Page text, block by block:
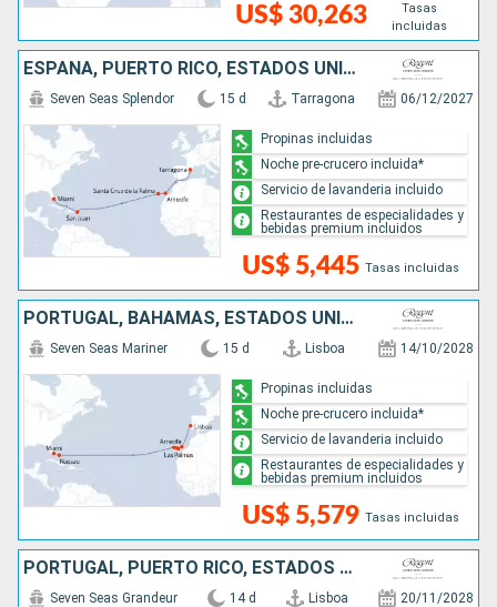
US$ 30,263
Tasas
incluidas
ESPAÑA, PUERTO RICO, ESTADOS UNIDOS
Seven Seas Splendor 15 d Tarragona 06/12/2027
US$ 5,445 Tasas incluidas
Propinas incluidas
Noche pre-crucero incluida*
Servicio de lavanderia incluido
Restaurantes de especialidades y
bebidas premium incluidos
PORTUGAL, BAHAMAS, ESTADOS UNIDOS
Seven Seas Mariner 15 d Lisboa 14/10/2028
US$ 5,579 Tasas incluidas
Propinas incluidas
Noche pre-crucero incluida*
Servicio de lavanderia incluido
Restaurantes de especialidades y
bebidas premium incluidos
PORTUGAL, PUERTO RICO, ESTADOS UNIDOS
Seven Seas Grandeur 14 d Lisboa 20/11/2028